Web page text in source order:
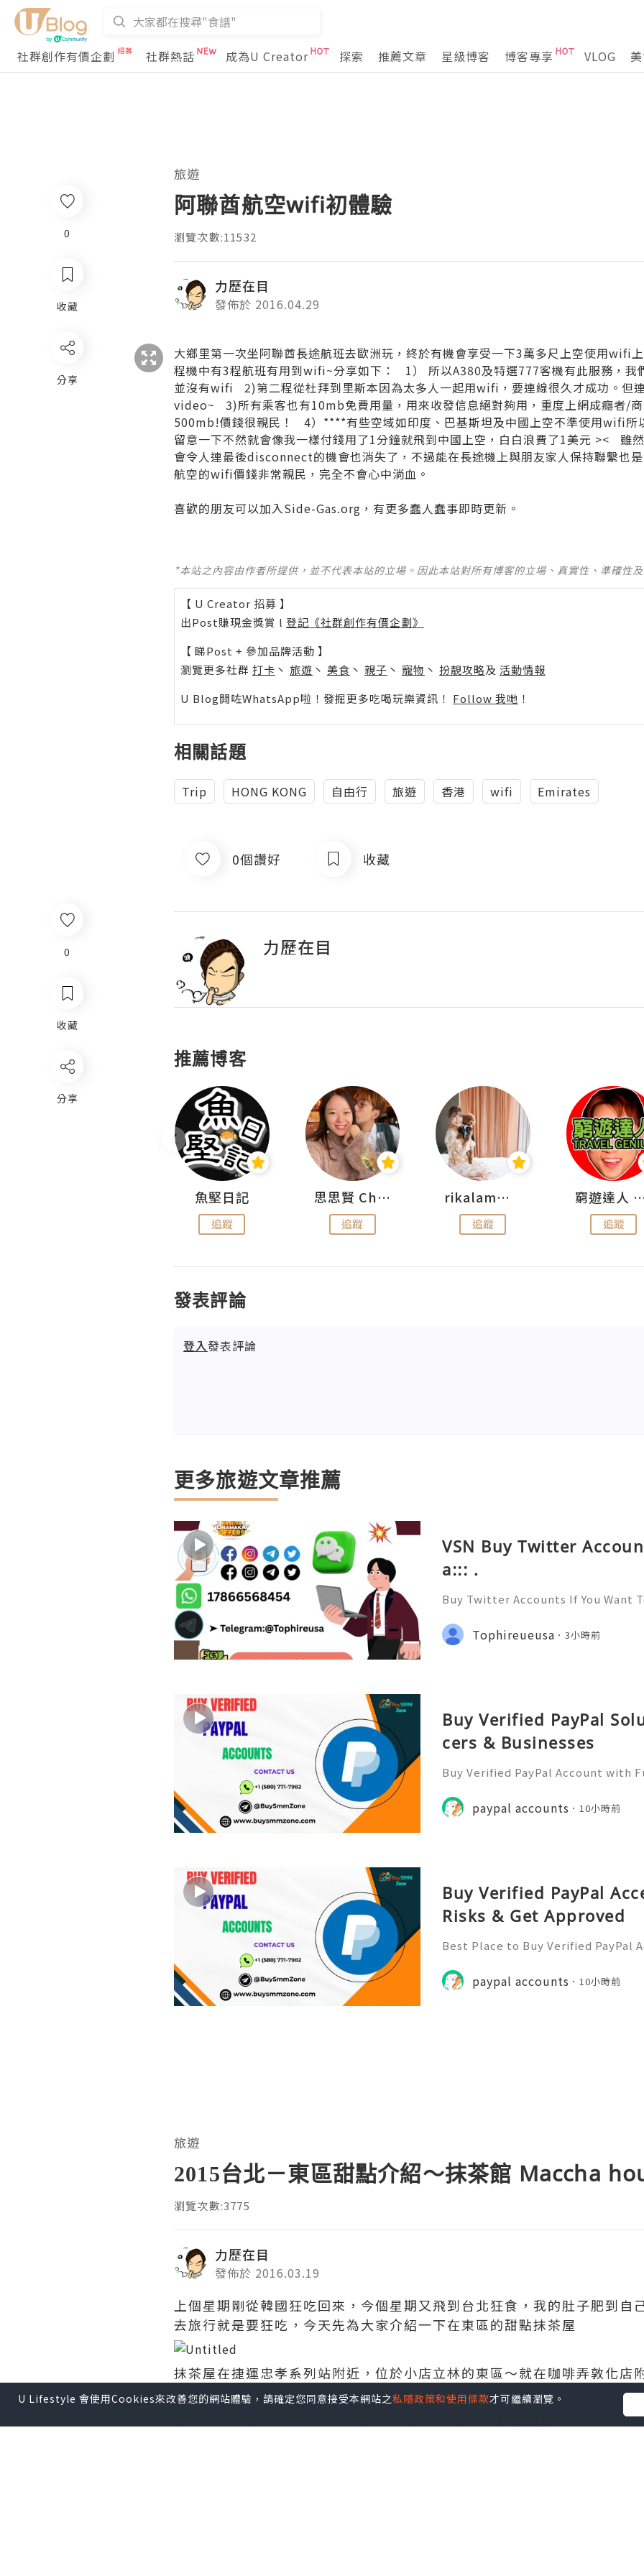
社群創作有價企劃 社群熱話 成為U Creator 探索 推薦文章 星級博客 博客專享 VLOG
0
收藏
分享
旅遊
阿聯酋航空wifi初體驗
瀏覽次數:11532
力歷在目
發佈於 2016.04.29
大鄉里第一次坐阿聯酋長途航班去歐洲玩，終於有機會享受一下3萬多尺上空使用wifi
程機中有3程航班有用到wifi~分享如下： 1） 所以A380及特選777客機有此服務，我
並沒有wifi 2)第二程從杜拜到里斯本因為太多人一起用wifi，要連線很久才成功。但
video~ 3)所有乘客也有10mb免費用量，用來收發信息絕對夠用，重度上網成癮者/
500mb!價錢很親民！ 4）****有些空域如印度、巴基斯坦及中國上空不準使用wifi所
留意一下不然就會像我一樣付錢用了1分鐘就飛到中國上空，白白浪費了1美元 >< 雖
會令人連最後disconnect的機會也消失了，不過能在長途機上與朋友家人保持聯繫也
航空的wifi價錢非常親民，完全不會心中淌血。
喜歡的朋友可以加入Side-Gas.org ，有更多蠢人蠢事即時更新。
*本站之內容由作者所提供，並不代表本站的立場。因此本站對所有博客的立場、真實性、準確性
【 U Creator 招募 】
出Post賺現金獎賞 l 登記《社群創作有價企劃》
【 睇Post + 參加品牌活動 】
瀏覽更多社群 打卡 丶 旅遊 丶 美食 丶 親子 丶 寵物 丶 扮靚攻略及 活動情報
U Blog開咗WhatsApp啦！發掘更多吃喝玩樂資訊！ Follow 我哋 ！
相關話題
Trip HONG KONG 自由行 旅遊 香港 wifi Emirates
0個讚好 收藏
力歷在目
推薦博客
魚堅日記
追蹤
思思賢 ChillMyBabe
追蹤
rikalammm
追蹤
窮遊達人
追蹤
發表評論
登入發表評論
更多旅遊文章推薦
VSN Buy Twitter
a::: .
Buy Twitter Accounts If You Want
Social network and have Likes,
hares On All Of Your Posts. W
Tophireueusa 3小時前
Buy Verified PayPal
cers & Businesses
Buy Verified PayPal Account with
m: @BuySmmZone ✅ Skype:
paypal accounts 10小時前
Buy Verified PayPal
Risks & Get Approved
Best Place to Buy Verified PayPal
026, transaction speed is the
er you are bidding on a
paypal accounts 10小時前
0
收藏
分享
旅遊
2015台北－東區甜點介紹～抹茶館 Maccha
瀏覽次數:3775
力歷在目
發佈於 2016.03.19
上個星期剛從韓國狂吃回來，今個星期又飛到台北狂食，我的肚子肥到自
去旅行就是要狂吃，今天先為大家介紹一下在東區的甜點抹茶屋
抹茶屋在捷運忠孝系列站附近，位於小店立林的東區～就在咖啡弄敦化店
U Lifestyle 會使用Cookies來改善您的網站體驗，請確定您同意接受本網站之私隱政策和使用條款才可繼續瀏覽。